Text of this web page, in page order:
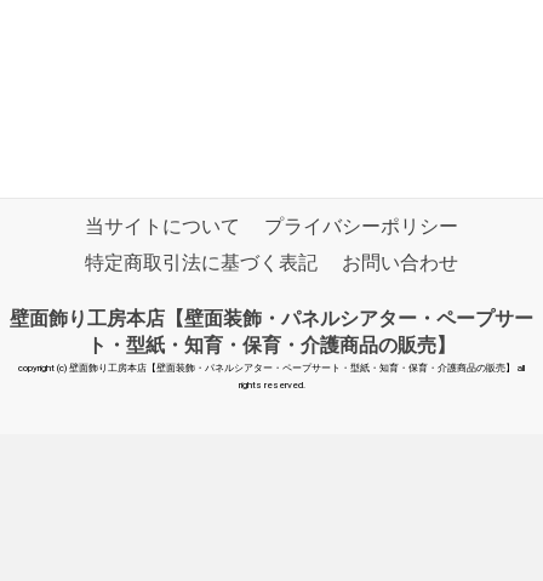
当サイトについて
プライバシーポリシー
特定商取引法に基づく表記
お問い合わせ
壁面飾り工房本店【壁面装飾・パネルシアター・ペープサー
ト・型紙・知育・保育・介護商品の販売】
copyright (c) 壁面飾り工房本店【壁面装飾・パネルシアター・ペープサート・型紙・知育・保育・介護商品の販売】 all
rights reserved.